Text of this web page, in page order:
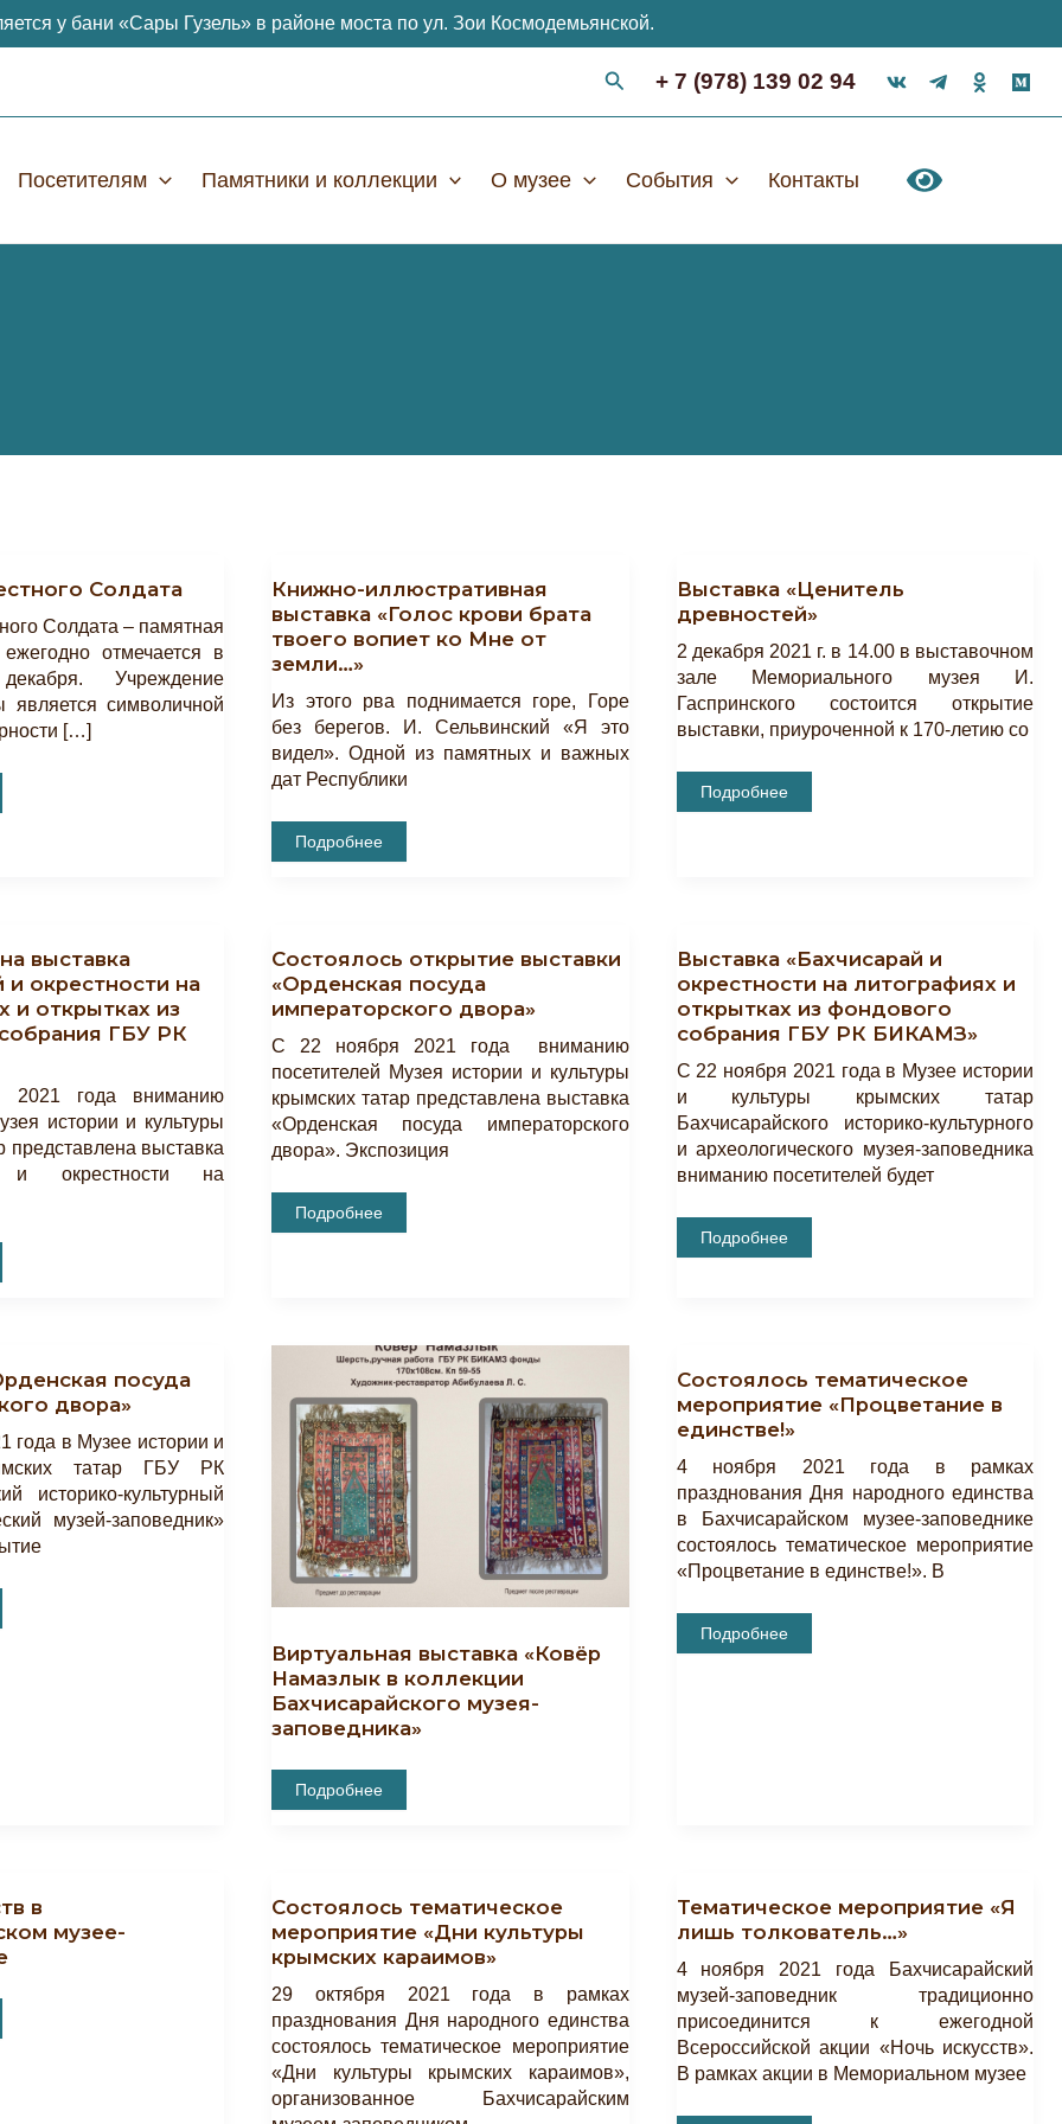
у бани «Сары Гузель» в районе моста по ул. Зои Космодемьянской.
+ 7 (978) 139 02 94
Посетителям Памятники и коллекции О музее События Контакты
Cолдата
Cолдата – памятная
отмечается в
Учреждение
является символичной
[…]
Книжно-иллюстративная
выставка «Голос крови брата
твоего вопиет ко Мне от
земли…»
Из этого рва поднимается горе, Горе
без берегов. И. Сельвинский «Я это
видел». Одной из памятных и важных
дат Республики
Книжно-
Иллюстративная
Вопиет
Ко
Мне
От
Земли…»
Подробнее
Выставка «Ценитель
древностей»
2 декабря 2021 г. в 14.00 в выставочном
зале Мемориального музея И.
Гаспринского состоится открытие
выставки, приуроченной к 170-летию со
Выставка
«Ценитель
Подробнее
выставка
и окрестности на
и открытках из
ГБУ РК
года вниманию
истории и культуры
представлена выставка
и окрестности на
Состоялось открытие выставки
«Орденская посуда
императорского двора»
С 22 ноября 2021 года вниманию
посетителей Музея истории и культуры
крымских татар представлена выставка
«Орденская посуда императорского
двора». Экспозиция
Состоялось
Открытие
Подробнее
Выставка «Бахчисарай и
окрестности на литографиях и
открытках из фондового
собрания ГБУ РК БИКАМЗ»
С 22 ноября 2021 года в Музее истории
и культуры крымских татар
Бахчисарайского историко-культурного
и археологического музея-заповедника
вниманию посетителей будет
Выставка
«Бахчисарай
Фондового
Собрания
ГБУ
РК
Подробнее
посуда
двора»
года в Музее истории и
татар ГБУ РК
историко-культурный
музей-заповедник»
Виртуальная выставка «Ковёр
Намазлык в коллекции
Бахчисарайского музея-
заповедника»
Виртуальная
Выставка
Музея-
Подробнее
Состоялось тематическое
мероприятие «Процветание в
единстве!»
4 ноября 2021 года в рамках
празднования Дня народного единства
в Бахчисарайском музее-заповеднике
состоялось тематическое мероприятие
«Процветание в единстве!». В
Состоялось
Тематическое
Подробнее
в
музее-
Состоялось тематическое
мероприятие «Дни культуры
крымских караимов»
29 октября 2021 года в рамках
празднования Дня народного единства
состоялось тематическое мероприятие
«Дни культуры крымских караимов»,
организованное Бахчисарайским
Тематическое мероприятие «Я
лишь толкователь…»
4 ноября 2021 года Бахчисарайский
музей-заповедник традиционно
присоединится к ежегодной
Всероссийской акции «Ночь искусств».
В рамках акции в Мемориальном музее